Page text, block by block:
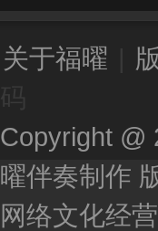
关于福曜
Copyright @
曜伴奏制作
网络文化经